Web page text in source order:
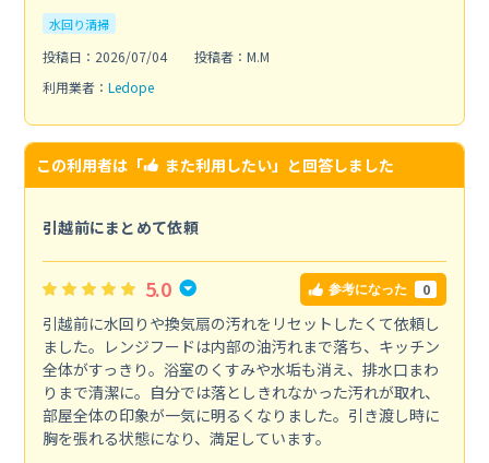
水回り清掃
投稿日：2026/07/04
投稿者：M.M
利用業者： Ledope
この利用者は「 また利用したい」と回答しました
引越前にまとめて依頼
5.0 参考になった 0
引越前に水回りや換気扇の汚れをリセットしたくて依頼し
ました。レンジフードは内部の油汚れまで落ち、キッチン
全体がすっきり。浴室のくすみや水垢も消え、排水口まわ
りまで清潔に。自分では落としきれなかった汚れが取れ、
部屋全体の印象が一気に明るくなりました。引き渡し時に
胸を張れる状態になり、満足しています。